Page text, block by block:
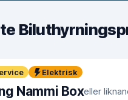
Elektrisk
Nammi Boxeller